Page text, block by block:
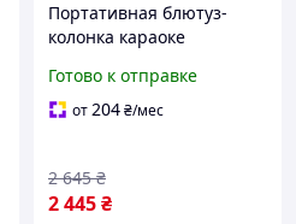
Портативная блютуз-
колонка караоке
караоке беспроводная
колонка с микрофоном
Готово к отправке
от204₴/мес
2 445₴
2 645 ₴